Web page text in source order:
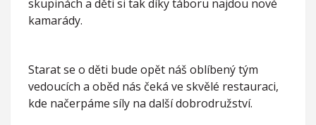
skupinách a děti si tak díky táboru najdou nové
kamarády.
Starat se o děti bude opět náš oblíbený tým
vedoucích a oběd nás čeká ve skvělé restauraci,
kde načerpáme síly na další dobrodružství.